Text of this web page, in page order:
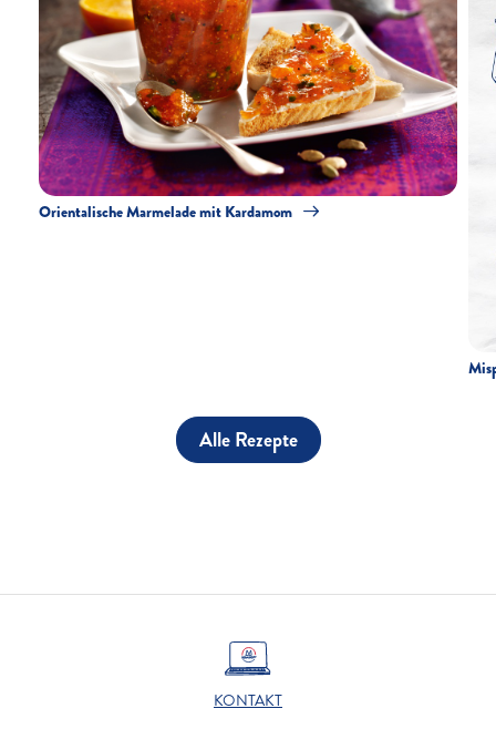
Orientalische Marmelade mit Kardamom
Alle Rezepte
KONTAKT